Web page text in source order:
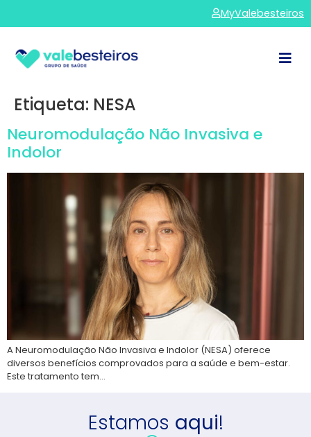
MyValebesteiros
Etiqueta: NESA
Neuromodulação Não Invasiva e
Indolor
A Neuromodulação Não Invasiva e Indolor (NESA) oferece
diversos benefícios comprovados para a saúde e bem-estar.
Este tratamento tem…
Estamos aqui!